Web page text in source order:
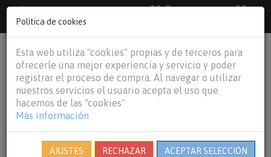
33 €
55
€Baleares y
person shopping_cart
Política de cookies
Esta web utiliza "cookies" propias y de terceros para
ofrecerle una mejor experiencia y servicio y poder
registrar el proceso de compra. Al navegar o utilizar
nuestros servicios el usuario acepta el uso que
hacemos de las "cookies"
Más información
AJUSTES RECHAZAR ACEPTAR SELECCIÓN